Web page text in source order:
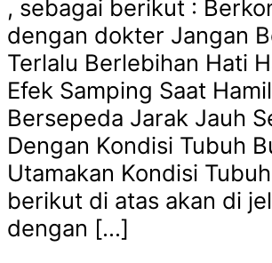
, sebagai berikut :
dengan dokter Jangan
Terlalu Berlebihan Hati
Efek Samping Saat
Bersepeda Jarak Jauh
Dengan Kondisi Tubuh
Utamakan Kondisi
berikut di atas akan di
dengan […]